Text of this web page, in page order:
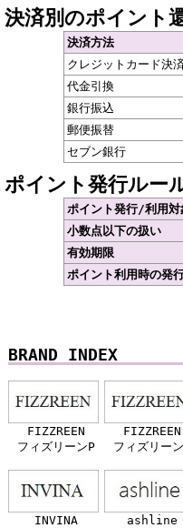
決済別のポイント
決済方法
クレジットカード決
代金引換
銀行振込
郵便振替
セブン銀行
ポイント発行ルー
ポイント発行/利用対
小数点以下の扱い
有効期限
ポイント利用時の発
BRAND INDEX
FIZZREEN
フィズリーンP
FIZZREEN
フィズリー
INVINA
ashline